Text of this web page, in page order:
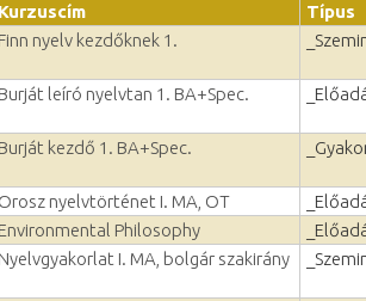
Kurzuscím
Típus
Finn nyelv kezdőknek 1.
Burját leíró nyelvtan 1. BA+Spec.
Burját kezdő 1. BA+Spec.
Orosz nyelvtörténet I. MA, OT
Environmental Philosophy
Nyelvgyakorlat I. MA, bolgár szakirány